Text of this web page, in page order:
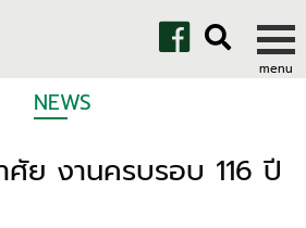
NEWS
ศัย งานครบรอบ 116 ปี